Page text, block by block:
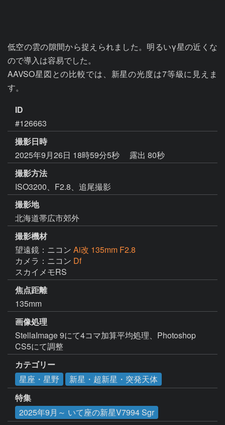
低空の雲の隙間から捉えられました。明るいγ星の近くな
ので導入は容易でした。
AAVSO星図との比較では、新星の光度は7等級に見えま
す。
ID
#126663
撮影日時
2025年9月26日 18時59分5秒
露出 80秒
撮影方法
ISO3200、F2.8、追尾撮影
撮影地
北海道帯広市郊外
撮影機材
望遠鏡：ニコン Ai改 135mm F2.8
カメラ：ニコン Df
スカイメモRS
焦点距離
135mm
画像処理
StellaImage 9にて4コマ加算平均処理、Photoshop
CS5にて調整
カテゴリー
星座・星野
新星・超新星・突発天体
特集
2025年9月～ いて座の新星V7994 Sgr